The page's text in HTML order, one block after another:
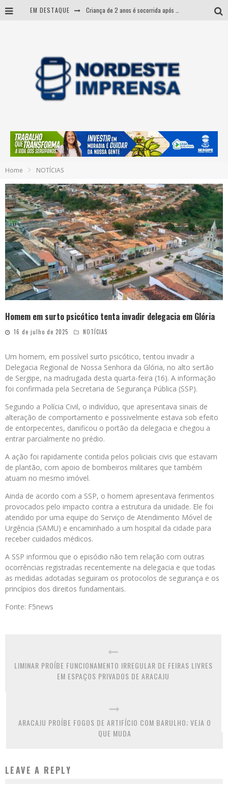
EM DESTAQUE
Governo Fábio alcança mais um marco histórico com início das cirurgias de urgência no Hospital de Glória
Home NOTÍCIAS
Homem em surto psicótico tenta invadir delegacia em Glória
16 de julho de 2025 NOTÍCIAS
Um homem, em possível surto psicótico, tentou invadir a
Delegacia Regional de Nossa Senhora da Glória, no alto sertão
de Sergipe, na madrugada desta quarta-feira (16). A informação
foi confirmada pela Secretaria de Segurança Pública (SSP).
Segundo a Polícia Civil, o indivíduo, que apresentava sinais de
alteração de comportamento e possivelmente estava sob efeito
de entorpecentes, danificou o portão da delegacia e chegou a
entrar parcialmente no prédio.
A ação foi rapidamente contida pelos policiais civis que estavam
de plantão, com apoio de bombeiros militares que também
atuam no mesmo imóvel.
Ainda de acordo com a SSP, o homem apresentava ferimentos
provocados pelo impacto contra a estrutura da unidade. Ele foi
atendido por uma equipe do Serviço de Atendimento Móvel de
Urgência (SAMU) e encaminhado a um hospital da cidade para
receber cuidados médicos.
A SSP informou que o episódio não tem relação com outras
ocorrências registradas recentemente na delegacia e que todas
as medidas adotadas seguiram os protocolos de segurança e os
princípios dos direitos fundamentais.
Fonte: F5news
LIMINAR PROÍBE FUNCIONAMENTO IRREGULAR DE FEIRAS LIVRES
EM ESPAÇOS PRIVADOS DE ARACAJU
ARACAJU PROÍBE FOGOS DE ARTIFÍCIO COM BARULHO; VEJA O
QUE MUDA
LEAVE A REPLY